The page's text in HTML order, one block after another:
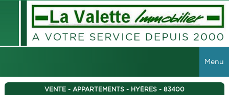
Menu
ACCUEILVENTE - APPARTEMENTS - HYÈRES - 83400